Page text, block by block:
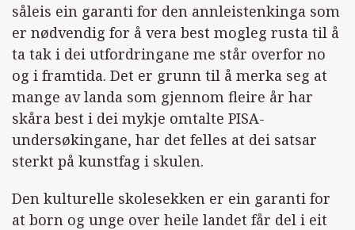
såleis ein garanti for den annleistenkinga som
er nødvendig for å vera best mogleg rusta til å
ta tak i dei utfordringane me står overfor no
og i framtida. Det er grunn til å merka seg at
mange av landa som gjennom fleire år har
skåra best i dei mykje omtalte PISA-
undersøkingane, har det felles at dei satsar
sterkt på kunstfag i skulen.
Den kulturelle skolesekken er ein garanti for
at born og unge over heile landet får del i eit